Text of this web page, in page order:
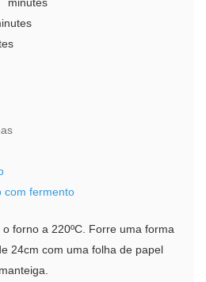
minutes
com fermento
forno a 220ºC. Forre uma forma
24cm com uma folha de papel